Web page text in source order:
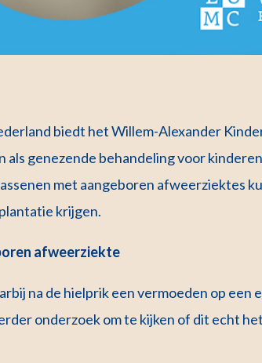
biedt het Willem-Alexander
als genezende behandeling voor
met aangeboren afweerziektes
krijgen.
afweerziekte
na de hielprik een vermoeden op een
onderzoek om te kijken of dit echt